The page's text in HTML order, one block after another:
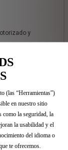
y
de
(las “Herramientas”)
en nuestro sitio
como la seguridad, la
la usabilidad y el
del idioma o
te ofrecemos.